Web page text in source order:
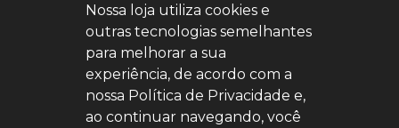
Nossa loja utiliza cookies e
outras tecnologias semelhantes
para melhorar a sua
experiência, de acordo com a
nossa Política de Privacidade e,
ao continuar navegando, você